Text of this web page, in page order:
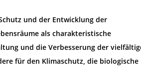
und der Entwicklung der
als charakteristische
und die Verbesserung der
für den Klimaschutz, die biologische